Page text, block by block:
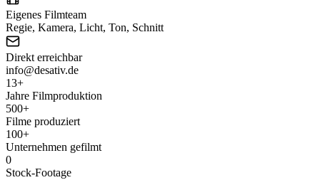
Eigenes Filmteam
Regie, Kamera, Licht, Ton, Schnitt
Direkt erreichbar
info@desativ.de
13+
Jahre Filmproduktion
500+
Filme produziert
100+
Unternehmen gefilmt
0
Stock-Footage